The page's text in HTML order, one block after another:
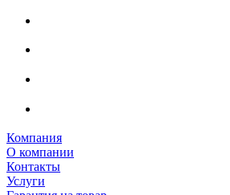
Компания
О компании
Контакты
Услуги